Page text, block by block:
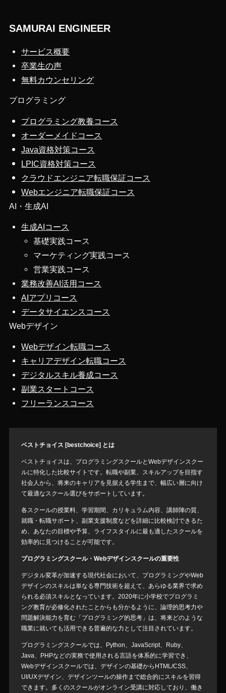
SAMURAI ENGINEER
サービス概要
卒業生の声
無料カウンセリング
プログラミング
プログラミング教養コース
オーダーメイドコース
Java資格対策コース
LPIC資格対策コース
クラウドエンジニア転職保証コース
Webエンジニア転職保証コース
AI・生成AI
生成AIコース
基礎実践コース
マーケティング実践コース
営業実践コース
業務改善AI活用コース
AIアプリコース
データサイエンスコース
Webデザイン
Webデザイン転職コース
キャリアデザイン転職コース
デジタルスキル養成コース
副業スタートコース
フリーランスコース
ベストチョイス [bestchoice] とは
ベストチョイスは、プログラミングスクールとWebデザインスクー
ルに特化した比較サイトです。転職や副業、スキルアップを目指す
社会人から、将来のキャリアを見据える学生まで、幅広い層に向け
て最適なスクール選びをサポートしています。
各スクールの授業料、学習期間、カリキュラム内容、講師陣の質、
就職・転職サポート、副業支援制度などを詳細に比較検討できるた
め、あなたの目標や予算、ライフスタイルに最も適したスクールを
効率的に見つけることが可能です。
プログラミングスクール・Webデザインスクールの重要性
デジタル変革が加速する現代社会において、プログラミングやWeb
デザインのスキルは単なる専門技術を超えて、あらゆる業界で求め
られる必須スキルとなっています。2020年に小学校でプログラミ
ング教育が必修化されたことからも分かるように、論理的思考力や
問題解決能力を育む「プログラミング的思考」は、将来どのような
職業に就いても活用できる普遍的な力として注目されています。
プログラミングスクールでは、Python、JavaScript、Ruby、
Java、PHPなどの実務で使用される言語を体系的に学習でき、
Webデザインスクールでは、デザインの基礎からHTML/CSS、
UI/UXデザイン、デザインツールの操作まで総合的にスキルを習得
できます。多くのスクールがオンライン受講に対応しており、働き